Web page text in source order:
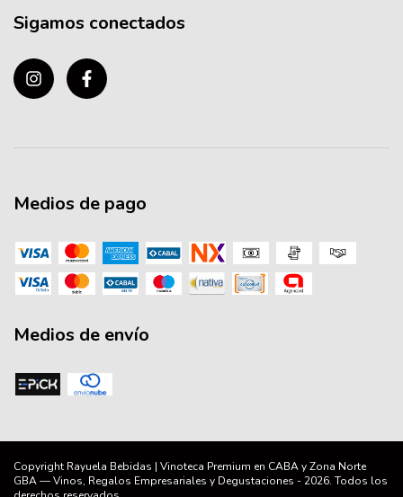
Sigamos conectados
Medios de pago
Medios de envío
Copyright Rayuela Bebidas | Vinoteca Premium en CABA y Zona Norte
GBA — Vinos, Regalos Empresariales y Degustaciones - 2026. Todos los